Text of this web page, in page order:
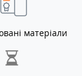
матеріали